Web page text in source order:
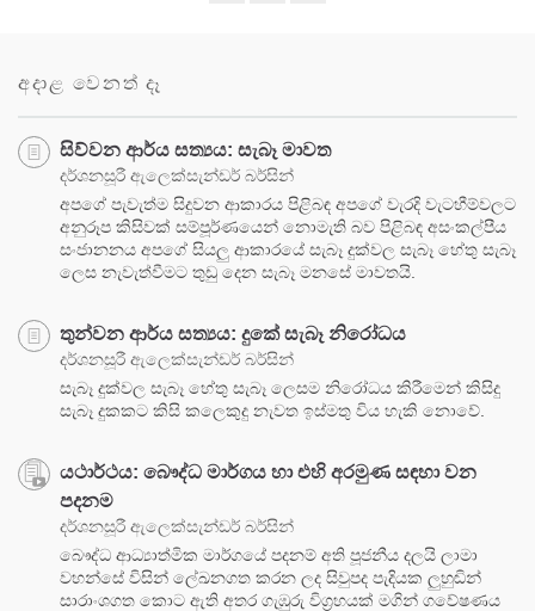
අදාළ වෙනත් දෑ
සිව්වන ආර්ය සත්‍යය: සැබෑ මාවත
දර්ශනසූරී ඇලෙක්සැන්ඩර් බර්සින්
අපගේ පැවැත්ම සිදුවන ආකාරය පිළිබඳ අපගේ වැරදි වැටහීම්වලට
අනුරූප කිසිවක් සම්පූර්ණයෙන් නොමැති බව පිළිබඳ අසංකල්පීය
සංජානනය අපගේ සියලු ආකාරයේ සැබෑ දුක්වල සැබෑ හේතු සැබෑ
ලෙස නැවැත්වීමට තුඩු දෙන සැබෑ මනසේ මාවතයි.
තුන්වන ආර්ය සත්‍යය: දුකේ සැබෑ නිරෝධය
දර්ශනසූරී ඇලෙක්සැන්ඩර් බර්සින්
සැබෑ දුක්වල සැබෑ හේතු සැබෑ ලෙසම නිරෝධය කිරීමෙන් කිසිදු
සැබෑ දුකකට කිසි කලෙකුදු නැවත ඉස්මතු විය හැකි නොවේ.
යථාර්ථය: බෞද්ධ මාර්ගය හා එහි අරමුණ සඳහා වන
පදනම
දර්ශනසූරී ඇලෙක්සැන්ඩර් බර්සින්
බෞද්ධ ආධ්‍යාත්මික මාර්ගයේ පදනම් අති පූජනීය දලයි ලාමා
වහන්සේ විසින් ලේඛනගත කරන ලද සිවුපද පැදියක ලුහුඬින්
සාරාංශගත කොට ඇති අතර ගැඹුරු විග්‍රහයක් මගින් ගවේෂණය